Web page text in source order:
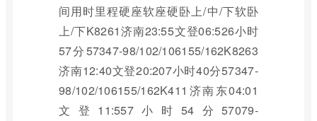
间用时里程硬座软座硬卧上/中/下软卧
上/下K8261济南23:55文登06:526小时
57分57347-98/102/106155/162K8263
济南12:40文登20:207小时40分57347-
98/102/106155/162K411济南东04:01
文登11:557小时54分57079-